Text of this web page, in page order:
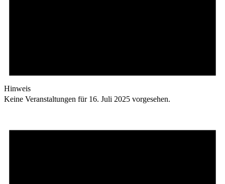
Hinweis
Keine Veranstaltungen für 16. Juli 2025 vorgesehen.